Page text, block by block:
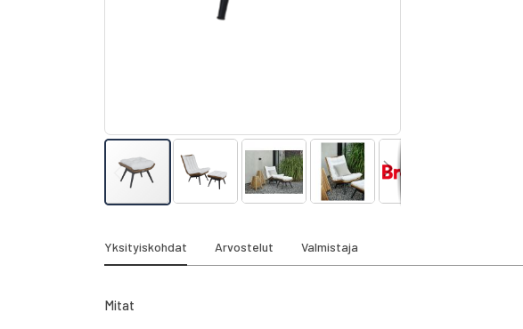
the
beginning
images
Yksityiskohdat
Mitat
Arvostelut Valmistaja